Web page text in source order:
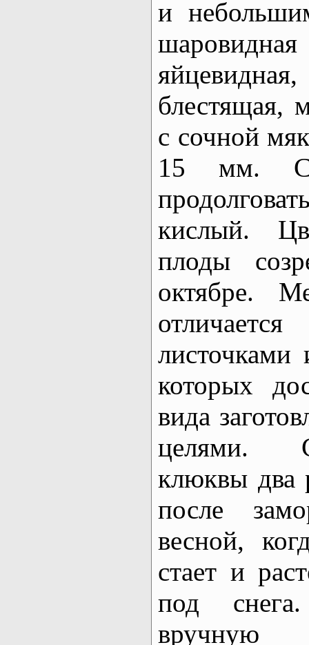
и
блестящая,
с сочной
15 мм.
кислый.
плоды
октябре.
которых
вида
целями.
клюквы два
после
весной,
стает и
под